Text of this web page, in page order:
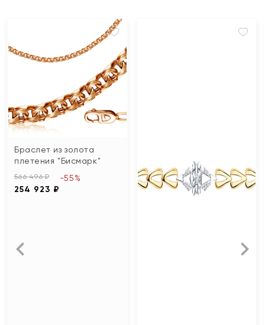
Браслет из золота
плетения "Бисмарк"
566 496 ₽
254 923 ₽
-55%